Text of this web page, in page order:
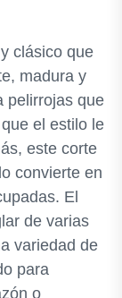
clásico que
madura y
pelirrojas que
el estilo le
este corte
convierte en
El
de varias
variedad de
para
o